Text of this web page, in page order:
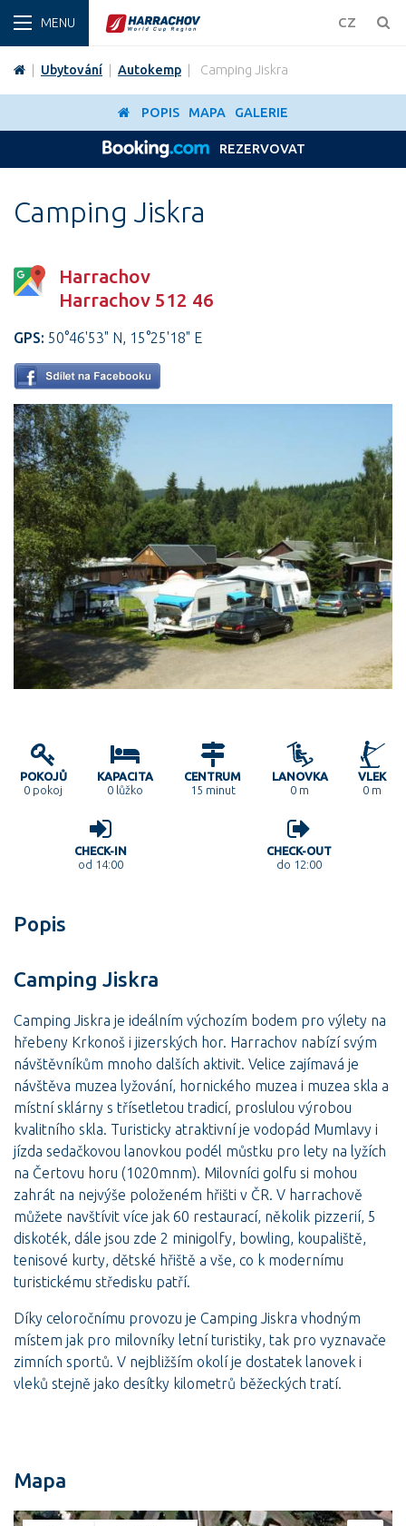
CZ
ZIMA
Ubytování Autokemp Camping Jiskra
POPIS MAPA GALERIE
REZERVOVAT
Camping Jiskra
Harrachov
Harrachov 512 46
GPS: 50°46'53" N, 15°25'18" E
POKOJŮ
0 pokoj
KAPACITA
0 lůžko
CENTRUM
15 minut
LANOVKA
0 m
VLEK
0 m
CHECK-IN
od 14:00
CHECK-OUT
do 12:00
Popis
Camping Jiskra
Camping Jiskra je ideálním výchozím bodem pro výlety na
hřebeny Krkonoš i jizerských hor. Harrachov nabízí svým
návštěvníkům mnoho dalších aktivit. Velice zajímavá je
návštěva muzea lyžování, hornického muzea i muzea skla a
místní sklárny s třísetletou tradicí, proslulou výrobou
kvalitního skla. Turisticky atraktivní je vodopád Mumlavy i
jízda sedačkovou lanovkou podél můstku pro lety na lyžích
na Čertovu horu (1020mnm). Milovníci golfu si mohou
zahrát na nejvýše položeném hřišti v ČR. V harrachově
můžete navštívit více jak 60 restaurací, několik pizzerií, 5
diskoték, dále jsou zde 2 minigolfy, bowling, koupaliště,
tenisové kurty, dětské hřiště a vše, co k modernímu
turistickému středisku patří.
Díky celoročnímu provozu je Camping Jiskra vhodným
místem jak pro milovníky letní turistiky, tak pro vyznavače
zimních sportů. V nejbližším okolí je dostatek lanovek i
vleků stejně jako desítky kilometrů běžeckých tratí.
Mapa